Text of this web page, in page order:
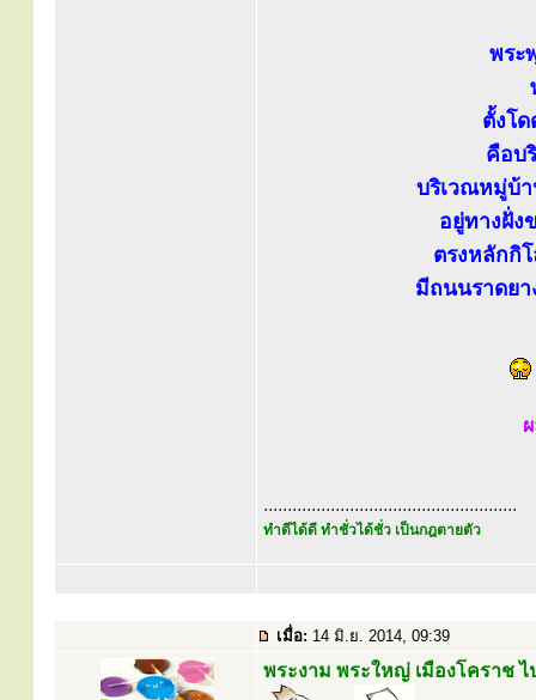
พระ
ตั้งโ
คือบ
บริเวณหมู่บ้
อยู่ทางฝั่ง
ตรงหลักกิ
มีถนนราดย
.....................................................
ทำดีได้ดี ทำชั่วได้ชั่ว เป็นกฎตายตัว
เมื่อ: 14 มิ.ย. 2014, 09:39
พระงาม พระใหญ่ เมืองโคราช